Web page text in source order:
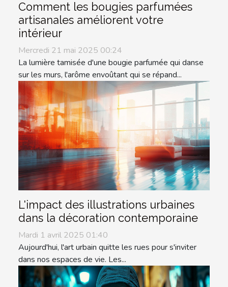
Comment les bougies parfumées
artisanales améliorent votre
intérieur
Mercredi 21 mai 2025 00:24
La lumière tamisée d'une bougie parfumée qui danse
sur les murs, l'arôme envoûtant qui se répand...
L'impact des illustrations urbaines
dans la décoration contemporaine
Mardi 1 avril 2025 01:40
Aujourd'hui, l'art urbain quitte les rues pour s'inviter
dans nos espaces de vie. Les...